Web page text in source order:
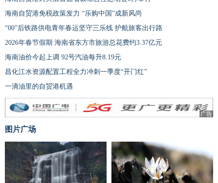
海南自贸港免税政策发力 “乐购中国”成新风尚
“00”后铁路供电青年春运坚守三乐线 护航旅客出行路
2026年春节假期 海南省东方市旅游总花费约3.37亿元
海南油价今起上调 92号汽油每升8.19元
昌化江水资源配置工程全力冲刺一季度“开门红”
一滴油里的自贸港机遇
广告
图片广场